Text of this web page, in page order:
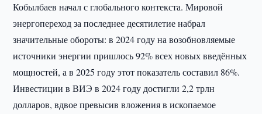
Кобылбаев начал с глобального контекста. Мировой
энергопереход за последнее десятилетие набрал
значительные обороты: в 2024 году на возобновляемые
источники энергии пришлось 92% всех новых введённых
мощностей, а в 2025 году этот показатель составил 86%.
Инвестиции в ВИЭ в 2024 году достигли 2,2 трлн
долларов, вдвое превысив вложения в ископаемое